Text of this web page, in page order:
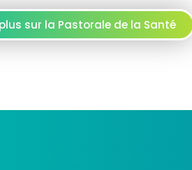
sur la Pastorale de la Santé